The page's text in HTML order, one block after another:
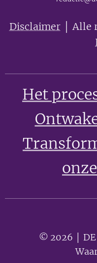
Disclaimer│ Alle
Het
© 2026 │ DE